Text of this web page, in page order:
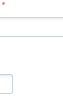
*